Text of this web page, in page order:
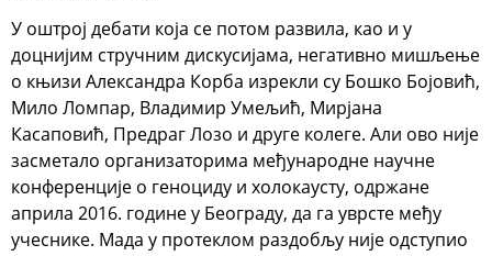
У оштрој дебати која се потом развила, као и у
доцнијим стручним дискусијама, негативно мишљење
о књизи Александра Корба изрекли су Бошко Бојовић,
Мило Ломпар, Владимир Умељић, Мирјана
Касаповић, Предраг Лозо и друге колеге. Али ово није
засметало организаторима међународне научне
конференције о геноциду и холокаусту, одржане
априла 2016. године у Београду, да га уврсте међу
учеснике. Мада у протеклом раздобљу није одступио